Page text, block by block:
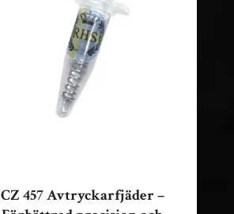
CZ 457 Avtryckarfjäder –